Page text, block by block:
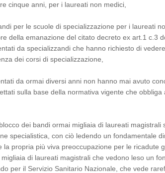
cinque anni, per i laureati non medici,
per le scuole di specializzazione per i laureati
della emanazione del citato decreto ex art.1 c.3
da specializzandi che hanno richiesto di
dei corsi di specializzazione,
da ormai diversi anni non hanno mai avuto
sulla base della normativa vigente che
dei bandi ormai migliaia di laureati
specialistica, con ciò ledendo un fondamentale
la propria più viva preoccupazione per le ricadute
di laureati magistrali che vedono leso un
per il Servizio Sanitario Nazionale, che vede